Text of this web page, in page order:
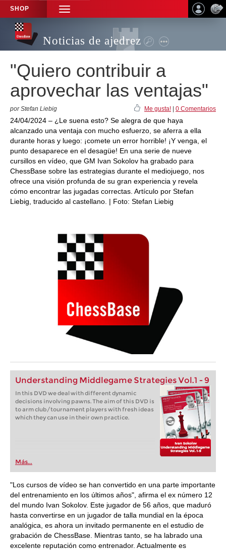
SHOP
TOGGLE
NAVIGATION
Noticias de ajedrez
"Quiero contribuir a
aprovechar las ventajas"
por Stefan Liebig Me gusta! 0 Comentarios
24/04/2024 – ¿Le suena esto? Se alegra de que haya
alcanzado una ventaja con mucho esfuerzo, se aferra a ella
durante horas y luego: ¡comete un error horrible! ¡Y venga, el
punto desaparece en el desagüe! En una serie de nueve
cursillos en vídeo, que GM Ivan Sokolov ha grabado para
ChessBase sobre las estrategias durante el mediojuego, nos
ofrece una visión profunda de su gran experiencia y revela
cómo encontrar las jugadas correctas. Artículo por Stefan
Liebig, traducido al castellano. | Foto: Stefan Liebig
Understanding Middlegame Strategies Vol.1 - 9
In this DVD we deal with different dynamic
decisions involving pawns. The aim of this DVD is
to arm club/tournament players with fresh ideas
which they can use in their own practice.
Más...
"Los cursos de vídeo se han convertido en una parte importante
del entrenamiento en los últimos años", afirma el ex número 12
del mundo Ivan Sokolov. Este jugador de 56 años, que maduró
hasta convertirse en un jugador de talla mundial en la época
analógica, es ahora un invitado permanente en el estudio de
grabación de ChessBase. Mientras tanto, se ha labrado una
excelente reputación como entrenador. Actualmente es